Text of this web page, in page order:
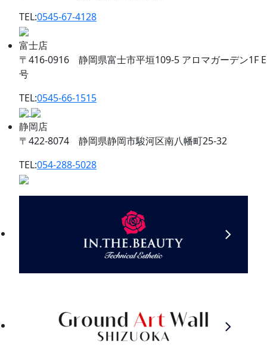
TEL:0545-67-4128
富士店
〒416-0916 静岡県富士市平垣109-5 アロマガーデン1F E
号
TEL:0545-66-1515
静岡店
〒422-8074 静岡県静岡市駿河区南八幡町25-32
TEL:054-288-5028